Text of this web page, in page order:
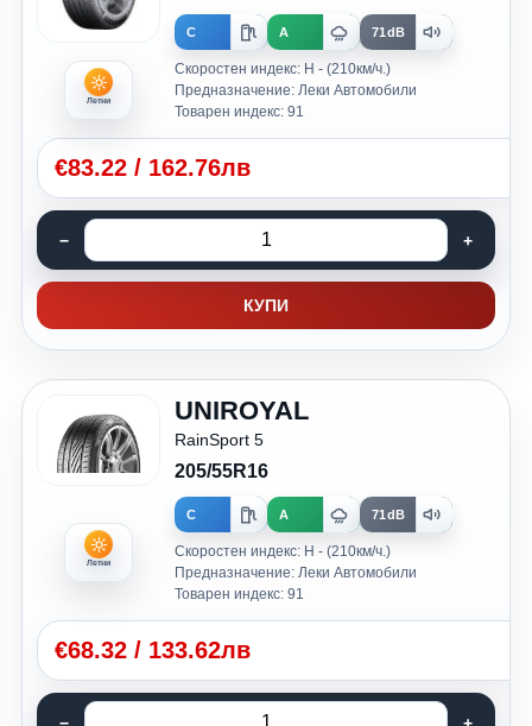
Летни
C A 71dB
Скоростен индекс: H - (210км/ч.)
Предназначение: Леки Автомобили
Товарен индекс: 91
€83.22 / 162.76лв
КУПИ
Летни
UNIROYAL
RainSport 5
205/55R16
C A 71dB
Скоростен индекс: H - (210км/ч.)
Предназначение: Леки Автомобили
Товарен индекс: 91
€68.32 / 133.62лв